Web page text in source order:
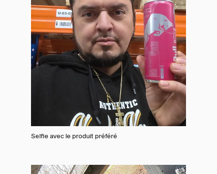
Selfie avec le produit préféré